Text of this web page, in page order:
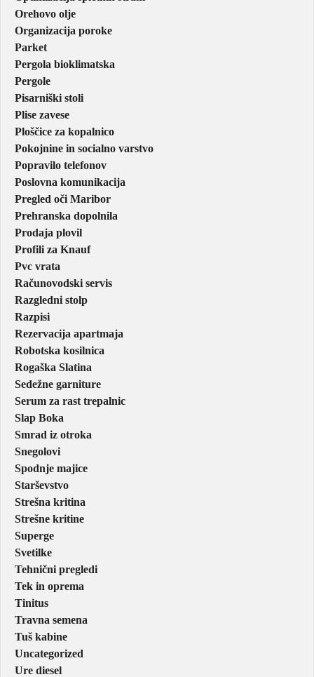
Orehovo olje
Organizacija poroke
Parket
Pergola bioklimatska
Pergole
Pisarniški stoli
Plise zavese
Ploščice za kopalnico
Pokojnine in socialno varstvo
Popravilo telefonov
Poslovna komunikacija
Pregled oči Maribor
Prehranska dopolnila
Prodaja plovil
Profili za Knauf
Pvc vrata
Računovodski servis
Razgledni stolp
Razpisi
Rezervacija apartmaja
Robotska kosilnica
Rogaška Slatina
Sedežne garniture
Serum za rast trepalnic
Slap Boka
Smrad iz otroka
Snegolovi
Spodnje majice
Starševstvo
Strešna kritina
Strešne kritine
Superge
Svetilke
Tehnični pregledi
Tek in oprema
Tinitus
Travna semena
Tuš kabine
Uncategorized
Ure diesel